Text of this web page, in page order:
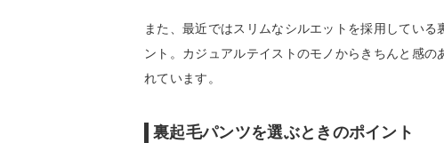
また、最近ではスリムなシルエットを採用してい
ント。カジュアルテイストのモノからきちんと感
れています。
裏起毛パンツを選ぶときのポイント